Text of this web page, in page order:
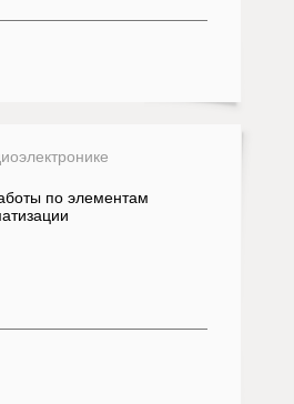
по элементам